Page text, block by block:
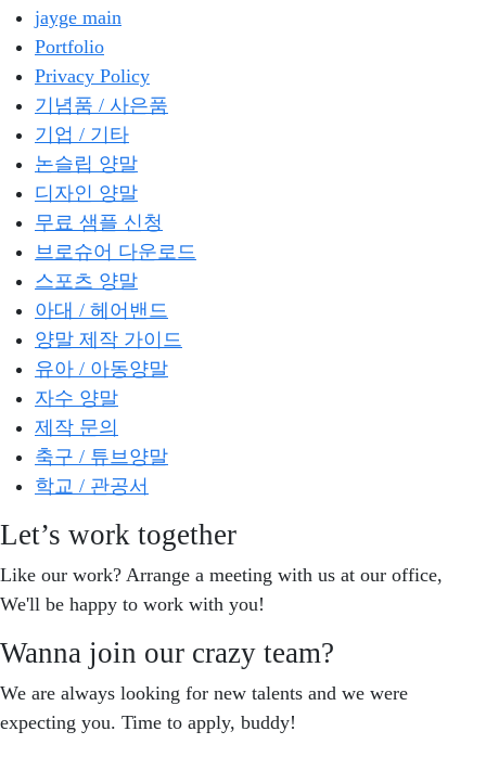
jayge main
Portfolio
Privacy Policy
기념품 / 사은품
기업 / 기타
논슬립 양말
디자인 양말
무료 샘플 신청
브로슈어 다운로드
스포츠 양말
아대 / 헤어밴드
양말 제작 가이드
유아 / 아동양말
자수 양말
제작 문의
축구 / 튜브양말
학교 / 관공서
Let’s work together
Like our work? Arrange a meeting with us at our office,
We'll be happy to work with you!
Wanna join our crazy team?
We are always looking for new talents and we were
expecting you. Time to apply, buddy!